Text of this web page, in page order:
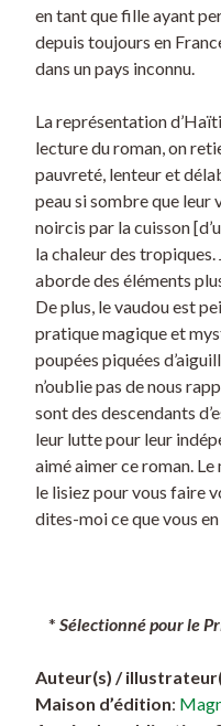
en tant que fille ayant
depuis toujours en
dans un pays inconnu.
La représentation
lecture du roman, on
pauvreté, lenteur et
peau si sombre que leur
noircis par la cuisson
la chaleur des tropiques.
aborde des éléments
De plus, le vaudou est
pratique magique et
poupées piquées
n’oublie pas de nous
sont des descendants
leur lutte pour leur
aimé aimer ce roman. Le
le lisiez pour vous faire
dites-moi ce que vous
* Sélectionné pour le
Auteur(s) /
Maison d’édition: